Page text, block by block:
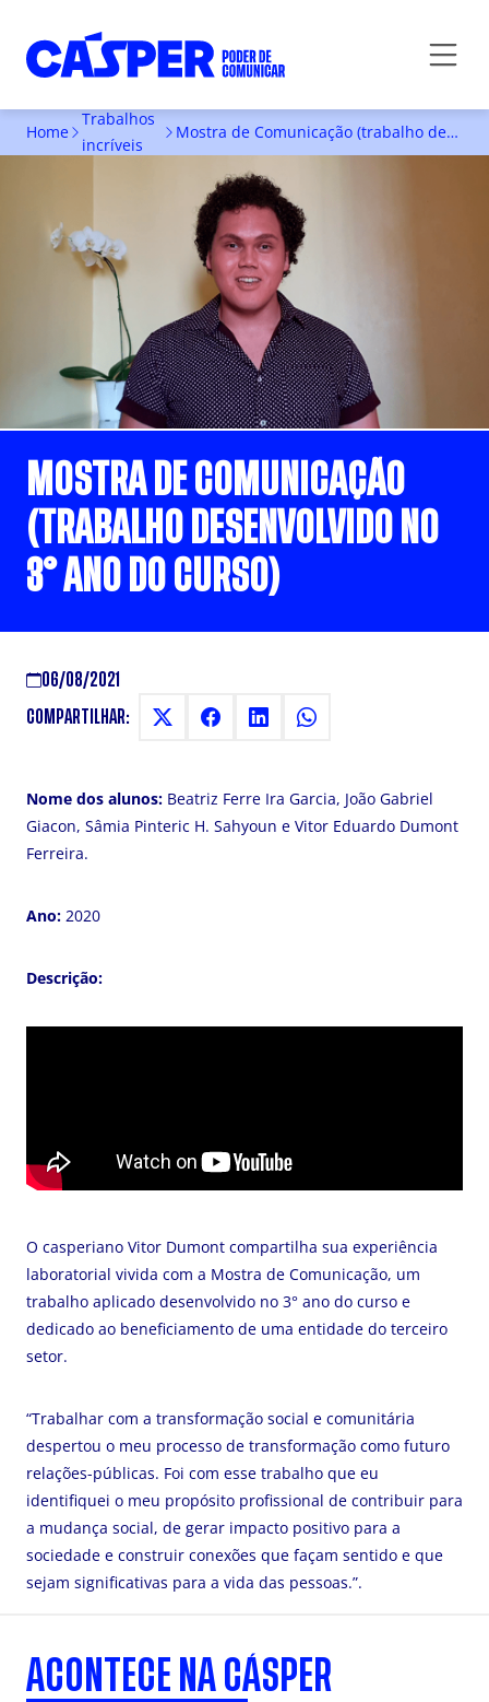
Home
Trabalhos
incríveis
Mostra de Comunicação (trabalho desenvolvido no 3° ano do curso)
MOSTRA DE COMUNICAÇÃO
(TRABALHO DESENVOLVIDO NO
3° ANO DO CURSO)
06/08/2021
COMPARTILHAR:
Nome dos alunos: Beatriz Ferre Ira Garcia, João Gabriel
Giacon, Sâmia Pinteric H. Sahyoun e Vitor Eduardo Dumont
Ferreira.
Ano: 2020
Descrição:
O casperiano Vitor Dumont compartilha sua experiência
laboratorial vivida com a Mostra de Comunicação, um
trabalho aplicado desenvolvido no 3° ano do curso e
dedicado ao beneficiamento de uma entidade do terceiro
setor.
“Trabalhar com a transformação social e comunitária
despertou o meu processo de transformação como futuro
relações-públicas. Foi com esse trabalho que eu
identifiquei o meu propósito profissional de contribuir para
a mudança social, de gerar impacto positivo para a
sociedade e construir conexões que façam sentido e que
sejam significativas para a vida das pessoas.”.
ACONTECE NA CÁSPER